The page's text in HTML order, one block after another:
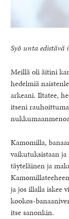
Syö unta edistävä
Meillä oli äitini
hedelmiä
arkeani. Iltatee,
itseni
Kamomilla,
vaikutuksistaan
täyteläinen ja
ja jos illalla iskee
kookos-
itse sanonkin.